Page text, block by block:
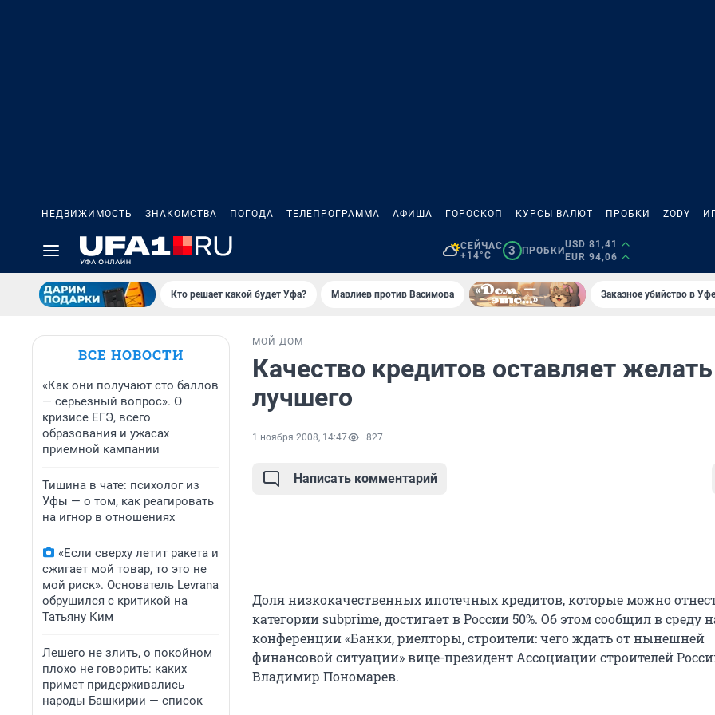
НЕДВИЖИМОСТЬ ЗНАКОМСТВА ПОГОДА ТЕЛЕПРОГРАММА АФИША ГОРОСКОП КУРСЫ ВАЛЮТ ПРОБКИ ZODY
СЕЙЧАС
+14°C
3 ПРОБКИ
USD 81,41
EUR 94,06
Кто решает какой будет Уфа? Мавлиев против Васимова Заказное убийство в
ВСЕ НОВОСТИ
«Как они получают сто баллов
— серьезный вопрос». О
кризисе ЕГЭ, всего
образования и ужасах
приемной кампании
Тишина в чате: психолог из
Уфы — о том, как реагировать
на игнор в отношениях
«Если сверху летит ракета и
сжигает мой товар, то это не
мой риск». Основатель Levrana
обрушился с критикой на
Татьяну Ким
Лешего не злить, о покойном
плохо не говорить: каких
примет придерживались
народы Башкирии — список
МОЙ ДОМ
Качество кредитов оставляет желать
лучшего
1 ноября 2008, 14:47 827
Написать комментарий
Доля низкокачественных ипотечных кредитов, которые можно
категории subprime, достигает в России 50%. Об этом сообщил в среду
конференции «Банки, риелторы, строители: чего ждать от нынешней
финансовой ситуации» вице-президент Ассоциации строителей
Владимир Пономарев.